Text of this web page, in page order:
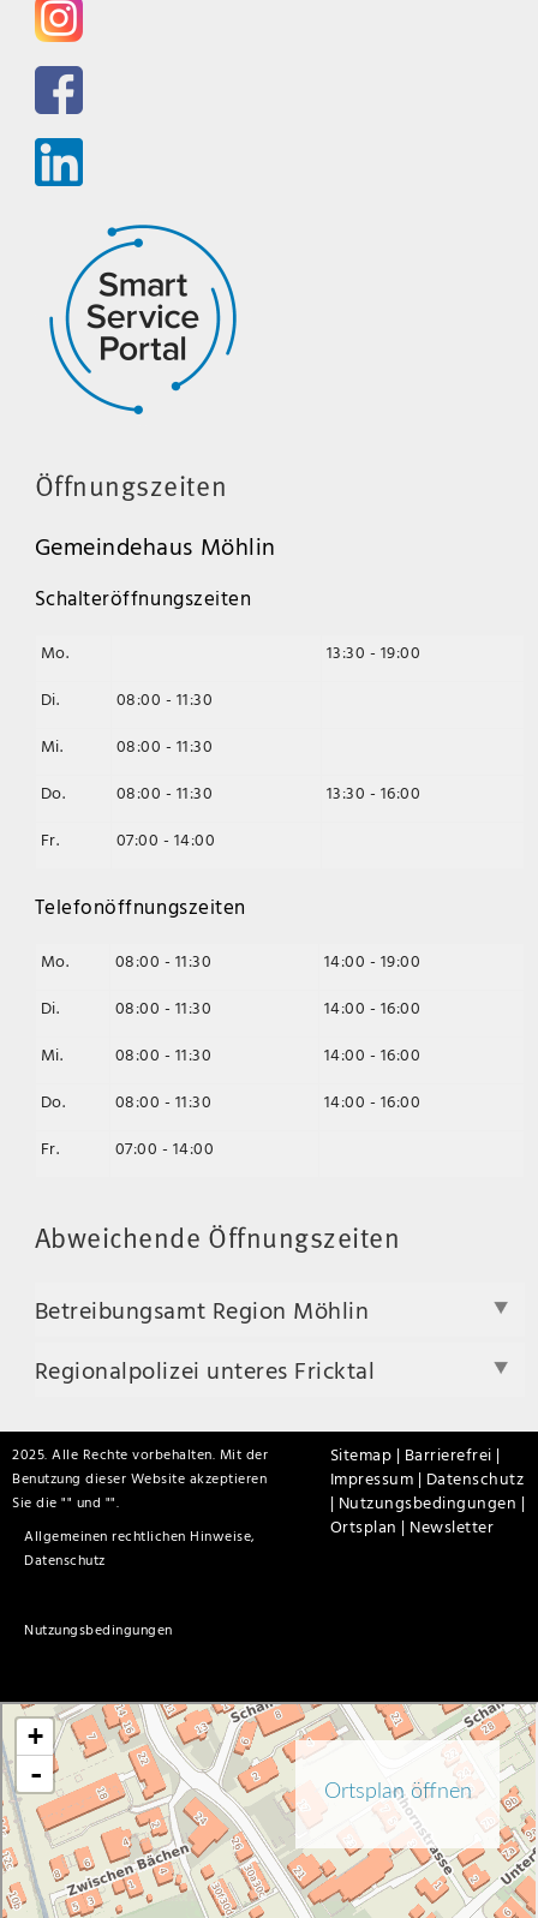
Öffnungszeiten
Gemeindehaus Möhlin
Schalteröffnungszeiten
Mo.
13:30 - 19:00
Di.
08:00 - 11:30
Mi.
08:00 - 11:30
Do.
08:00 - 11:30
13:30 - 16:00
Fr.
07:00 - 14:00
Telefonöffnungszeiten
Mo. 08:00 - 11:30
14:00 - 19:00
Di.
08:00 - 11:30
14:00 - 16:00
Mi.
08:00 - 11:30
14:00 - 16:00
Do.
08:00 - 11:30
14:00 - 16:00
Fr.
07:00 - 14:00
Abweichende Öffnungszeiten
Betreibungsamt Region Möhlin
Regionalpolizei unteres Fricktal
2025. Alle Rechte vorbehalten. Mit der
Benutzung dieser Website akzeptieren
Sie die "
Allgemeinen rechtlichen Hinweise,
Datenschutz
" und "
Nutzungsbedingungen
".
Sitemap | Barrierefrei |
Impressum | Datenschutz
| Nutzungsbedingungen |
Ortsplan | Newsletter